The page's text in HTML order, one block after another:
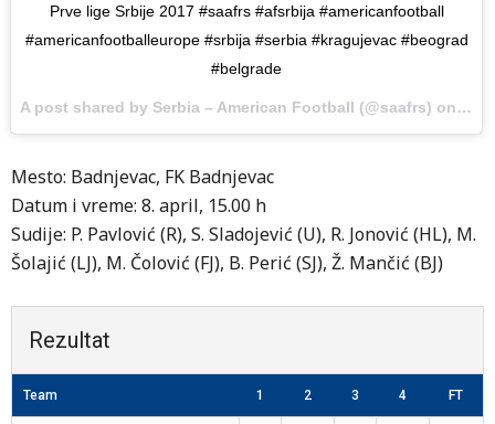
Prve lige Srbije 2017 #saafrs #afsrbija #americanfootball
#americanfootballeurope #srbija #serbia #kragujevac #beograd
#belgrade
A post shared by Serbia – American Football (@saafrs) on
Apr
Mesto: Badnjevac, FK Badnjevac
Datum i vreme: 8. april, 15.00 h
Sudije: P. Pavlović (R), S. Sladojević (U), R. Jonović (HL), M.
Šolajić (LJ), M. Čolović (FJ), B. Perić (SJ), Ž. Mančić (BJ)
Rezultat
Team 1 2 3 4 FT